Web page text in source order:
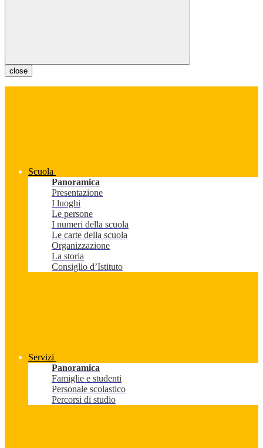
close
Scuola
Panoramica
Presentazione
I luoghi
Le persone
I numeri della scuola
Le carte della scuola
Organizzazione
La storia
Consiglio d’Istituto
Servizi
Panoramica
Famiglie e studenti
Personale scolastico
Percorsi di studio